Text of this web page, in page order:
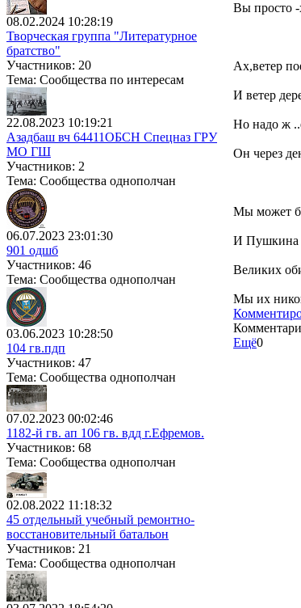
08.02.2024 10:28:19
Творческая группа "Литературное
братство"
Участников: 20
Тема: Сообщества по интересам
22.08.2023 10:19:21
Азадбаш вч 64411ОБСН Спецназ ГРУ
МО ГШ
Участников: 2
Тема: Сообщества однополчан
06.07.2023 23:01:30
901 одшб
Участников: 46
Тема: Сообщества однополчан
03.06.2023 10:28:50
104 гв.пдп
Участников: 47
Тема: Сообщества однополчан
07.02.2023 00:02:46
1182-й гв. ап 106 гв. вдд г.Ефремов.
Участников: 68
Тема: Сообщества однополчан
02.08.2022 11:18:32
45 отдельный учебный ремонтно-
восстановительный батальон
Участников: 21
Тема: Сообщества однополчан
Вы просто -
Ах,ветер
И ветер
Но надо ж
Он через
Мы может
И Пушкина
Великих
Мы их
Ещё0